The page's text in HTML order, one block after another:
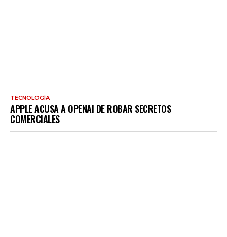
TECNOLOGÍA
APPLE ACUSA A OPENAI DE ROBAR SECRETOS
COMERCIALES